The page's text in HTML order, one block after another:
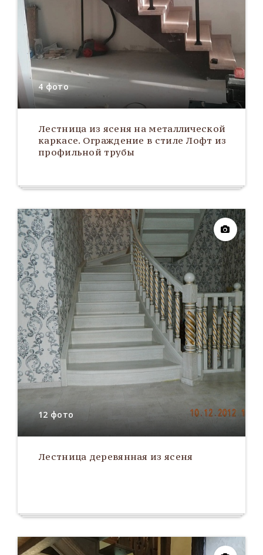
4 фото
Лестница из ясеня на металлической
каркасе. Ограждение в стиле Лофт из
профильной трубы
12 фото
Лестница деревянная из ясеня